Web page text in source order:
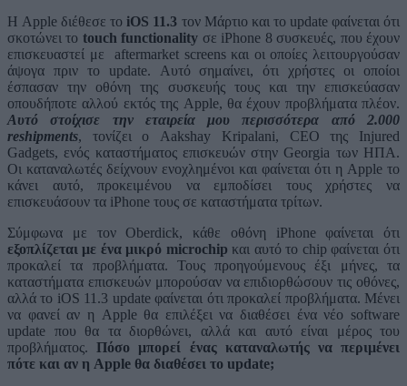
Η Apple διέθεσε τοiOS 11.3 τον Μάρτιο και το update φαίνεται ότι
σκοτώνει το touch functionality σε iPhone 8 συσκευές, που έχουν
επισκευαστεί με aftermarket screens και οι οποίες λειτουργούσαν
άψογα πριν το update. Αυτό σημαίνει, ότι χρήστες οι οποίοι
έσπασαν την οθόνη της συσκευής τους και την επισκεύασαν
οπουδήποτε αλλού εκτός της Apple, θα έχουν προβλήματα πλέον.
Αυτό στοίχισε την εταιρεία μου περισσότερα από 2.000
reshipments, τονίζει ο Aakshay Kripalani, CEO της Injured
Gadgets, ενός καταστήματος επισκευών στην Georgia των ΗΠΑ.
Οι καταναλωτές δείχνουν ενοχλημένοι και φαίνεται ότι η Apple το
κάνει αυτό, προκειμένου να εμποδίσει τους χρήστες να
επισκευάσουν τα iPhone τους σε καταστήματα τρίτων.
Σύμφωνα με τον Oberdick, κάθε οθόνη iPhone φαίνεται ότι
εξοπλίζεται με ένα μικρό microchip και αυτό το chip φαίνεται ότι
προκαλεί τα προβλήματα. Τους προηγούμενους έξι μήνες, τα
καταστήματα επισκευών μπορούσαν να επιδιορθώσουν τις οθόνες,
αλλά το iOS 11.3 update φαίνεται ότι προκαλεί προβλήματα. Μένει
να φανεί αν η Apple θα επιλέξει να διαθέσει ένα νέο software
update που θα τα διορθώνει, αλλά και αυτό είναι μέρος του
προβλήματος.Πόσο μπορεί ένας καταναλωτής να περιμένει
πότε και αν η Apple θα διαθέσει το update;